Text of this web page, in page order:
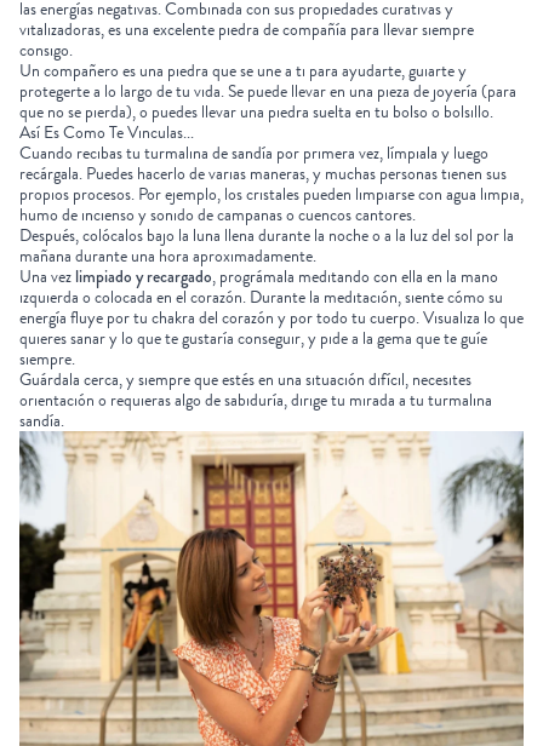
lasenergías negativas. Combinada con sus propiedades curativas y
vitalizadoras, es una excelente piedra de compañía para llevar siempre
consigo.
Un compañero es una piedra que se une a ti para ayudarte, guiarte y
protegerte a lo largo de tu vida. Se puede llevar en una pieza de joyería (para
que no se pierda), o puedes llevar una piedra suelta en tu bolso o bolsillo.
Así Es Como Te Vinculas...
Cuando recibas tu turmalina de sandía por primera vez, límpiala y luego
recárgala. Puedes hacerlo de varias maneras, y muchas personas tienen sus
propios procesos. Por ejemplo, los cristales pueden limpiarse con agua limpia,
humo de incienso y sonido de campanas ocuencos cantores.
Después, colócalos bajo la luna llenadurante la noche o a la luz del sol por la
mañana durante una hora aproximadamente.
Una vez limpiado y recargado, prográmala meditando con ella en la mano
izquierda o colocada en el corazón. Durante la meditación, siente cómo su
energía fluye por tu chakra del corazón y por todo tu cuerpo. Visualiza lo que
quieres sanar y lo que te gustaría conseguir, y pide a la gema que te guíe
siempre.
Guárdala cerca, y siempre que estés en una situación difícil, necesites
orientación o requieras algo de sabiduría, dirige tu mirada a tu turmalina
sandía.